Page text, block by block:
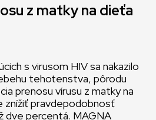
z matky na dieťa
s virusom HIV sa nakazilo
tehotenstva, pôrodu
prenosu vírusu z matky na
znížiť pravdepodobnosť
dve percentá. MAGNA